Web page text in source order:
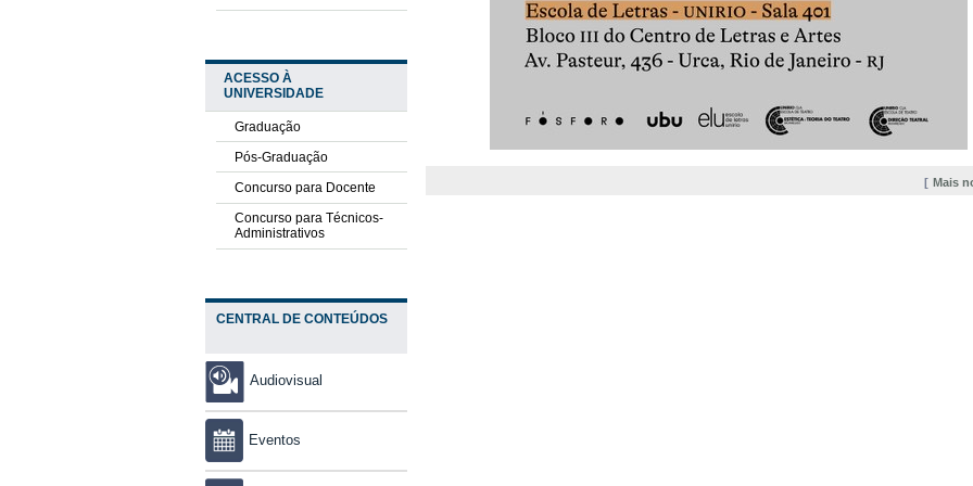
ACESSO À
UNIVERSIDADE
Graduação
Pós-Graduação
Concurso para Docente
Concurso para Técnicos-
Administrativos
CENTRAL DE CONTEÚDOS
Audiovisual
Eventos
Mais